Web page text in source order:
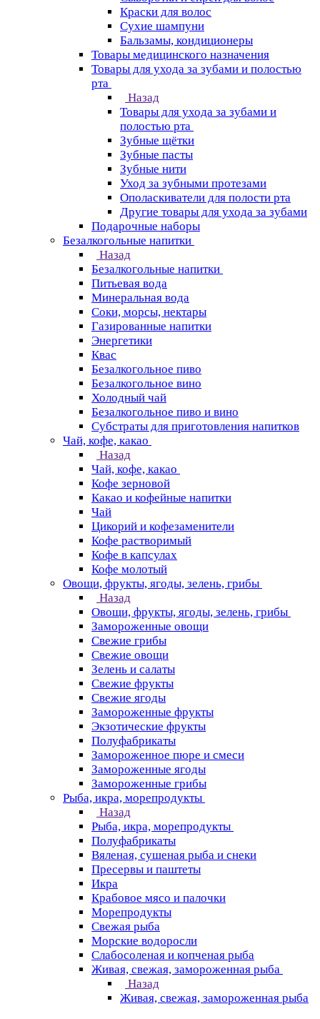
Краски для волос
Сухие шампуни
Бальзамы, кондиционеры
Товары медицинского назначения
Товары для ухода за зубами и полостью
рта
Назад
Товары для ухода за зубами и
полостью рта
Зубные щётки
Зубные пасты
Зубные нити
Уход за зубными протезами
Ополаскиватели для полости рта
Другие товары для ухода за зубами
Подарочные наборы
Безалкогольные напитки
Назад
Безалкогольные напитки
Питьевая вода
Минеральная вода
Соки, морсы, нектары
Газированные напитки
Энергетики
Квас
Безалкогольное пиво
Безалкогольное вино
Холодный чай
Безалкогольное пиво и вино
Субстраты для приготовления напитков
Чай, кофе, какао
Назад
Чай, кофе, какао
Кофе зерновой
Какао и кофейные напитки
Чай
Цикорий и кофезаменители
Кофе растворимый
Кофе в капсулах
Кофе молотый
Овощи, фрукты, ягоды, зелень, грибы
Назад
Овощи, фрукты, ягоды, зелень, грибы
Замороженные овощи
Свежие грибы
Свежие овощи
Зелень и салаты
Свежие фрукты
Свежие ягоды
Замороженные фрукты
Экзотические фрукты
Полуфабрикаты
Замороженное пюре и смеси
Замороженные ягоды
Замороженные грибы
Рыба, икра, морепродукты
Назад
Рыба, икра, морепродукты
Полуфабрикаты
Вяленая, сушеная рыба и снеки
Пресервы и паштеты
Икра
Крабовое мясо и палочки
Морепродукты
Свежая рыба
Морские водоросли
Слабосоленая и копченая рыба
Живая, свежая, замороженная рыба
Назад
Живая, свежая, замороженная рыба